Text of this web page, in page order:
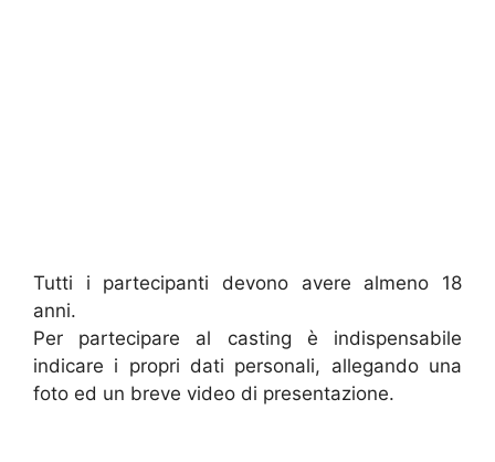
Tutti i partecipanti devono avere almeno 18
anni.
Per partecipare al casting è indispensabile
indicare i propri dati personali, allegando una
foto ed un breve video di presentazione.